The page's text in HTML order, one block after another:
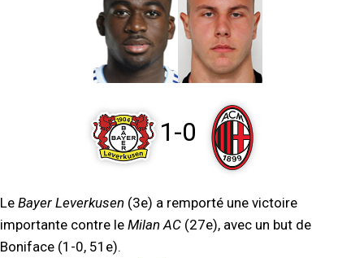
1-0
Le Bayer Leverkusen (3e) a remporté une victoire
importante contre le Milan AC (27e), avec un but de
Boniface (1-0, 51e).